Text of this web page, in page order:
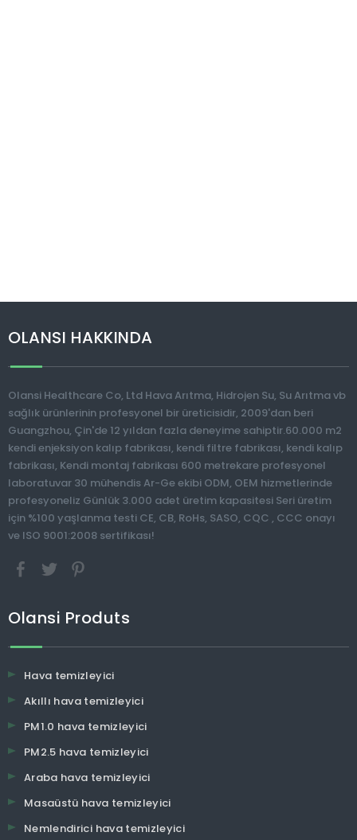
OLANSI HAKKINDA
Olansi Healthcare Co, Ltd Hava Arıtma, Hidrojen Su, Su Arıtma vb
sağlık ürünlerinin profesyonel bir üreticisidir, 2009'dan beri
Guangzhou, Çin'de 12 yıldan fazla deneyime sahiptir.60.000 m2
kendi enjeksiyon kalıp fabrikası, kendi filtre fabrikası, kendi kalıp
fabrikası, Kendi montaj fabrikası 600 metrekare profesyonel
laboratuvar 30 mühendis Ar-Ge ekibi ODM, OEM hizmetlerinde
profesyoneliz Günlük 3.000 adet üretim kapasitesi Seri üretim
için %100 yaşlanma testi CE, CB, RoHs, SASO, CQC , CCC onayı
ve ISO 9001:2008 sertifikası!
Olansi Produts
Hava temizleyici
Akıllı hava temizleyici
PM1.0 hava temizleyici
PM2.5 hava temizleyici
Araba hava temizleyici
Masaüstü hava temizleyici
Nemlendirici hava temizleyici